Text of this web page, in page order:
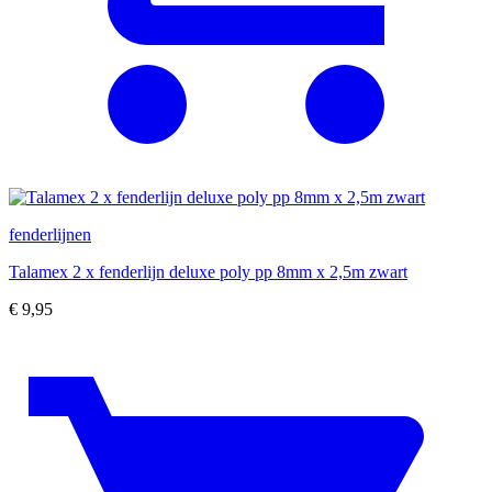
fenderlijnen
Talamex 2 x fenderlijn deluxe poly pp 8mm x 2,5m zwart
€ 9,95